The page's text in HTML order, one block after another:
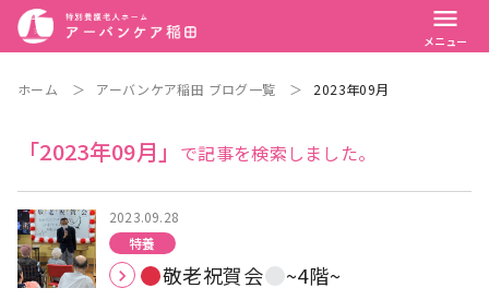
menu
メニュー
ホーム ＞ アーバンケア稲田 ブログ一覧 ＞ 2023年09月
「2023年09月」 で記事を検索しました。
2023.09.28
特養
敬老祝賀会 ~4階~